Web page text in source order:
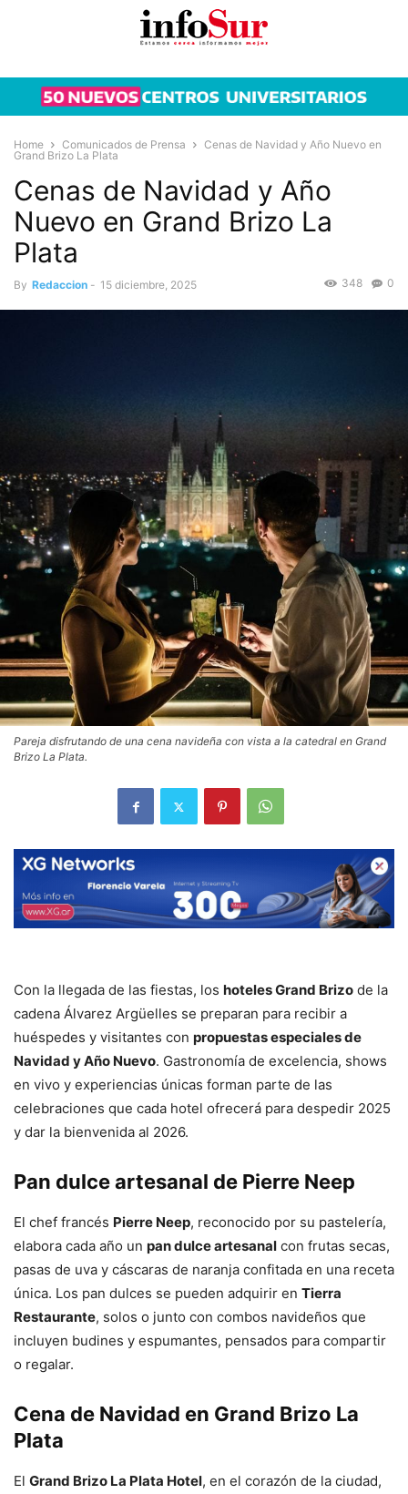
Home Comunicados de Prensa
Cenas de Navidad y Año Nuevo en
Grand Brizo La Plata
Cenas de Navidad y Año
Nuevo en Grand Brizo La
Plata
By Redaccion - 15 diciembre, 2025 0
348
Pareja disfrutando de una cena navideña con vista a la catedral en Grand
Brizo La Plata.
Con la llegada de las fiestas, los hoteles Grand Brizo de la
cadena Álvarez Argüelles se preparan para recibir a
huéspedes y visitantes con propuestas especiales de
Navidad y Año Nuevo. Gastronomía de excelencia, shows
en vivo y experiencias únicas forman parte de las
celebraciones que cada hotel ofrecerá para despedir 2025
y dar la bienvenida al 2026.
Pan dulce artesanal de Pierre Neep
El chef francés Pierre Neep, reconocido por su pastelería,
elabora cada año un pan dulce artesanal con frutas secas,
pasas de uva y cáscaras de naranja confitada en una receta
única. Los pan dulces se pueden adquirir en Tierra
Restaurante, solos o junto con combos navideños que
incluyen budines y espumantes, pensados para compartir
o regalar.
Cena de Navidad en Grand Brizo La
Plata
El Grand Brizo La Plata Hotel, en el corazón de la ciudad,